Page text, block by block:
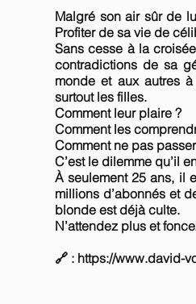
Malgré son air sûr de
Profiter de sa vie de
Sans cesse à la
contradictions de sa
monde et aux autres
surtout les filles.
Comment leur plaire ?
Comment les
Comment ne pas
C’est le dilemme qu’il
À seulement 25 ans, il
millions d’abonnés et
blonde est déjà culte.
N’attendez plus et
🔗 : https://www.david-